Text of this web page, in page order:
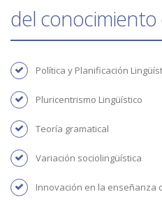
del conocimiento
Política y Planificación
Pluricentrismo Lingüístico
Teoría gramatical
Variación sociolingüística
Innovación en la enseñanza